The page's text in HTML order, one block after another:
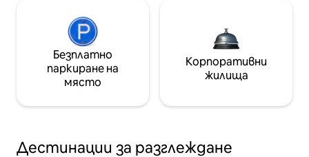
Безплатно
паркиране на
място
Корпоративни
жилища
Дестинации за разглеждане